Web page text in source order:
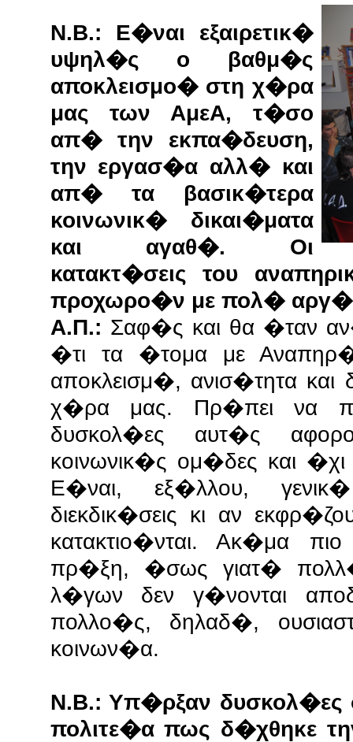
Ν.Β.: Ε�ναι εξαιρετικ�
υψηλ�ς ο βαθμ�ς
αποκλεισμο� στη χ�ρα
μας των ΑμεΑ, τ�σο
απ� την εκπα�δευση,
την εργασ�α αλλ� και
απ� τα βασικ�τερα
κοινωνικ� δικαι�ματα
και αγαθ�. Οι
κατακτ�σεις του
προχωρο�ν με πολ�
Α.Π.: Σαφ�ς και θα �ταν
�τι τα �τομα με
αποκλεισμ�, ανισ�τητα
χ�ρα μας. Πρ�πει να
δυσκολ�ες αυτ�ς
κοινωνικ�ς ομ�δες και
Ε�ναι, εξ�λλου,
διεκδικ�σεις κι αν
κατακτιο�νται. Ακ�μα
πρ�ξη, �σως γιατ�
λ�γων δεν γ�νονται
πολλο�ς, δηλαδ�,
κοινων�α.
Ν.Β.: Υπ�ρξαν
πολιτε�α πως δ�χθηκε